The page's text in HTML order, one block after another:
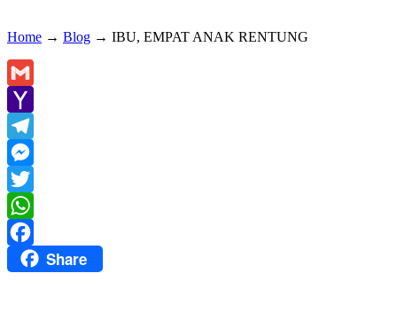
Home → Blog → IBU, EMPAT ANAK RENTUNG
Gmail
Yahoo
Mail
Telegram
Messenger
Twitter
WhatsApp
FacebookShare